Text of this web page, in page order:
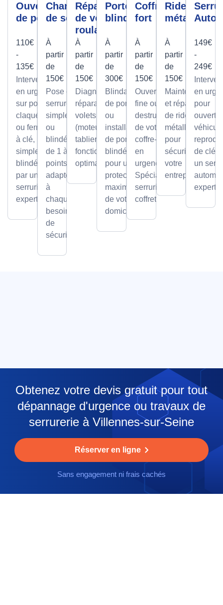
Ouverture
de porte
110€
-
135€
Intervention
en urgence
sur portes
claquées
ou fermées
à clé,
simples ou
blindées
par un
serrurier
expert
Changement
de serrure
À
partir
de
150€
Pose de
serrures,
simples
ou
blindée
de 1 à 5
points,
adaptée
à
chaque
besoin
de
sécurité.
Réparation
de volet
roulant
À
partir
de
150€
Diagnostic et
réparation de
volets roulants
(moteur ou
tablier) pour un
fonctionnement
optimal.
Porte
blindée
À
partir
de
300€
Blindage
de porte
ou
installation
de portes
blindées
pour une
protection
maximale
de votre
domicile.
Coffre
fort
À
partir
de
150€
Ouverture
fine ou par
destruction
de votre
coffre-fort
en
urgence.
Spécialiste
serrurier
coffretier
Rideau
métallique
À
partir
de
150€
Maintenance
et réparation
de rideaux
métalliques
pour
sécuriser
votre
entreprise.
149€
-
249€
en
pour
de clé
un
expert
Obtenez votre devis gratuit pour tout
dépannage d'urgence ou travaux de
serrurerie à Villennes-sur-Seine
Réserver en ligne
Sans engagement ni frais cachés